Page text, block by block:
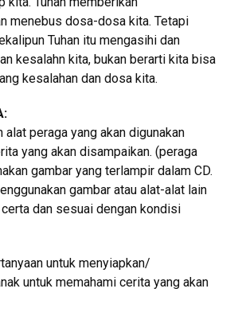
menebus dosa-dosa kita. Tetapi
Tuhan itu mengasihi dan
kesalahn kita, bukan berarti kita bisa
kesalahan dan dosa kita.
alat peraga yang akan digunakan
yang akan disampaikan. (peraga
gambar yang terlampir dalam CD.
gambar atau alat-alat lain
dan sesuai dengan kondisi
untuk menyiapkan/
untuk memahami cerita yang akan